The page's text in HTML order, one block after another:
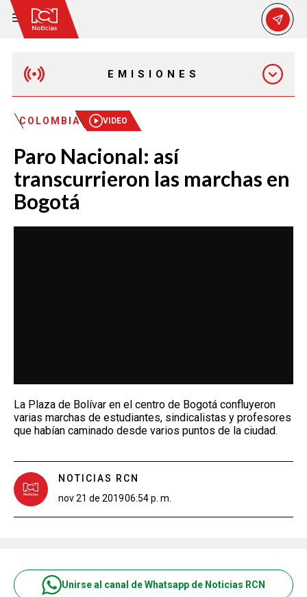
EMISIONES
MAÑANA EXPRESS
EMISIÓN 12:30 PM
COLOMBIA VIDEO
Paro Nacional: así
transcurrieron las marchas en
Bogotá
La Plaza de Bolívar en el centro de Bogotá confluyeron
varias marchas de estudiantes, sindicalistas y profesores
que habían caminado desde varios puntos de la ciudad.
NOTICIAS RCN
nov 21 de 201906:54 p. m.
Unirse al canal de Whatsapp de Noticias RCN